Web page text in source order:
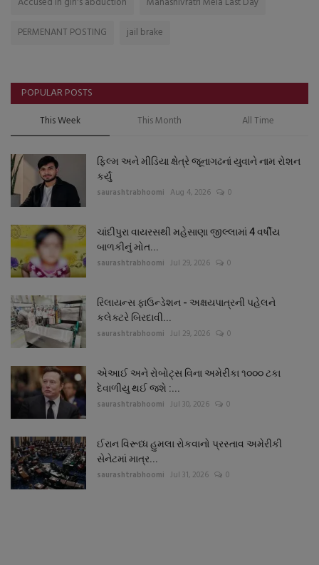
PERMENANT POSTING
jail brake
POPULAR POSTS
This Week This Month All Time
ફિલ્મ અને મીડિયા ક્ષેત્રે જૂનાગઢનાં યુવાને નામ રોશન
કર્યું
saurashtrabhoomi Aug 4, 2026 0
ચાંદીપુરા વાયરસથી મહેસાણા જીલ્લામાં 4 વર્ષીય
બાળકીનું મોત...
saurashtrabhoomi Jul 29, 2026 0
રિલાયન્સ ફાઉન્ડેશન - અક્ષયપાત્રની પહેલને
કલેક્ટરે બિરદાવી...
saurashtrabhoomi Jul 29, 2026 0
એઆઈ અને રોબોટ્સ વિના અમેરીકા ૧૦૦૦ ટકા
દેવાળીયુ થઈ જશે :...
saurashtrabhoomi Jul 30, 2026 0
ઈરાન વિરૂધ્ધ હુમલા રોકવાનો પ્રસ્તાવ અમેરીકી
સેનેટમાં માત્ર...
saurashtrabhoomi Jul 31, 2026 0